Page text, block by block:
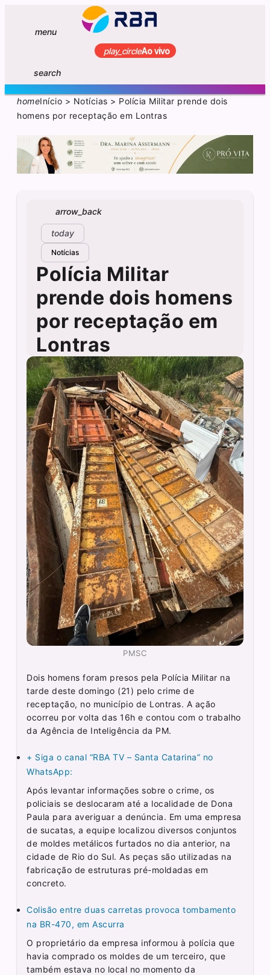
menu
play_circleAo vivo
search
homeInício > Notícias > Polícia Militar prende dois
homens por receptação em Lontras
arrow_back
today
Notícias
Polícia Militar
prende dois homens
por receptação em
Lontras
PMSC
Dois homens foram presos pela Polícia Militar na
tarde deste domingo (21) pelo crime de
receptação, no município de Lontras. A ação
ocorreu por volta das 16h e contou com o trabalho
da Agência de Inteligência da PM.
+ Siga o canal “RBA TV – Santa Catarina” no
WhatsApp:
Após levantar informações sobre o crime, os
policiais se deslocaram até a localidade de Dona
Paula para averiguar a denúncia. Em uma empresa
de sucatas, a equipe localizou diversos conjuntos
de moldes metálicos furtados no dia anterior, na
cidade de Rio do Sul. As peças são utilizadas na
fabricação de estruturas pré-moldadas em
concreto.
Colisão entre duas carretas provoca tombamento
na BR-470, em Ascurra
O proprietário da empresa informou à polícia que
havia comprado os moldes de um terceiro, que
também estava no local no momento da